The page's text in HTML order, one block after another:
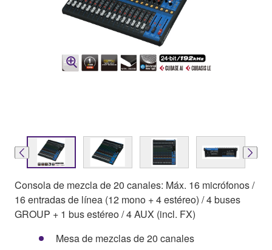
Consola de mezcla de 20 canales: Máx. 16 micrófonos /
16 entradas de línea (12 mono + 4 estéreo) / 4 buses
GROUP + 1 bus estéreo / 4 AUX (incl. FX)
Mesa de mezclas de 20 canales